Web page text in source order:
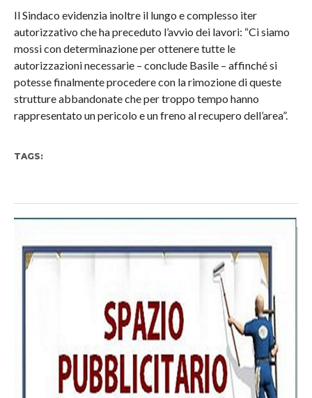
Il Sindaco evidenzia inoltre il lungo e complesso iter
autorizzativo che ha preceduto l’avvio dei lavori: “Ci siamo
mossi con determinazione per ottenere tutte le
autorizzazioni necessarie – conclude Basile – affinché si
potesse finalmente procedere con la rimozione di queste
strutture abbandonate che per troppo tempo hanno
rappresentato un pericolo e un freno al recupero dell’area”.
TAGS: